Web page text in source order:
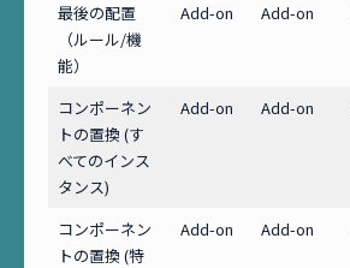
最後の配置
（ルール/機
能）
Add-on Add-on
コンポーネン
トの置換 (す
べてのインス
タンス)
Add-on Add-on
コンポーネン
トの置換 (特
Add-on Add-on